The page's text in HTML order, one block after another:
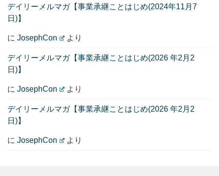
デイリーメルマガ【事業承継ことはじめ(2024年11月7
日)】
に JosephCon より
デイリーメルマガ【事業承継ことはじめ(2026 年2月2
日)】
に JosephCon より
デイリーメルマガ【事業承継ことはじめ(2026 年2月2
日)】
に JosephCon より